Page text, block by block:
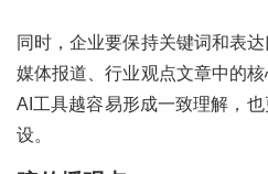
同时，企业要保持关键词和表
媒体报道、行业观点文章中的
AI工具越容易形成一致理解，
设。